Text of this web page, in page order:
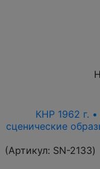
КНР 1962 г. •
сценические
(Артикул: SN-2133)